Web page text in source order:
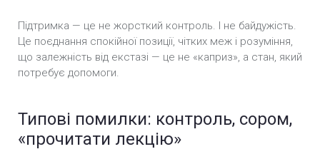
Підтримка — це не жорсткий контроль. І не байдужість.
Це поєднання спокійної позиції, чітких меж і розуміння,
що залежність від екстазі — це не «каприз», а стан, який
потребує допомоги.
Типові помилки: контроль, сором,
«прочитати лекцію»